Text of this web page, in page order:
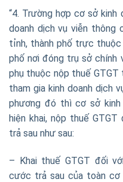
“4. Trường hợp cơ sở kinh
doanh dịch vụ viễn thông
tỉnh, thành phố trực
phố nơi đóng trụ sở chính
phụ thuộc nộp thuế
tham gia kinh doanh dịch
phương đó thì cơ sở
hiện khai, nộp thuế
trả sau như sau:
– Khai thuế GTGT đối
cước trả sau của toàn cơ